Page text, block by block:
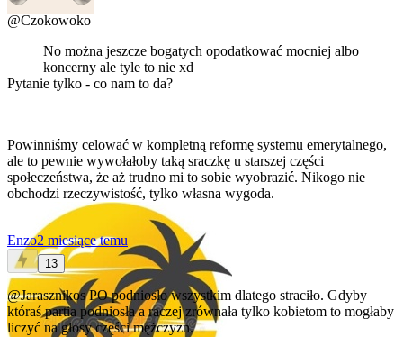
@Czokowoko
No można jeszcze bogatych opodatkować mocniej albo
koncerny ale tyle to nie xd
Pytanie tylko - co nam to da?
Powinniśmy celować w kompletną reformę systemu emerytalnego,
ale to pewnie wywołałoby taką sraczkę u starszej części
społeczeństwa, że aż trudno mi to sobie wyobrazić. Nikogo nie
obchodzi rzeczywistość, tylko własna wygoda.
Enzo2 miesiące temu
13
@JarasznikosPO podniosło wszystkim dlatego straciło. Gdyby
któraś partia podniosła a raczej zrównała tylko kobietom to mogłaby
liczyć na głosy części mężczyzn.